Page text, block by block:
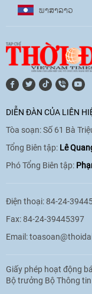
17:07|09/06/2026
11:01 |09/06/2026
ພາ​ສາ​ລາວ
DIỄN ĐÀN CỦA LIÊN
Tòa soạn: Số 61 Bà
Tổng Biên tập: Lê
Phó Tổng Biên tập:
Điện thoại: 84-24-
Fax: 84-24-39445397
Email:
Giấy phép hoạt động
Bộ trưởng Bộ Thông